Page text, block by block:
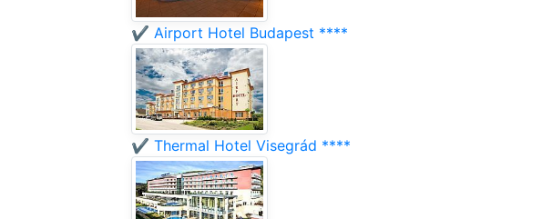
✔️ Airport Hotel Budapest ****
✔️ Thermal Hotel Visegrád ****